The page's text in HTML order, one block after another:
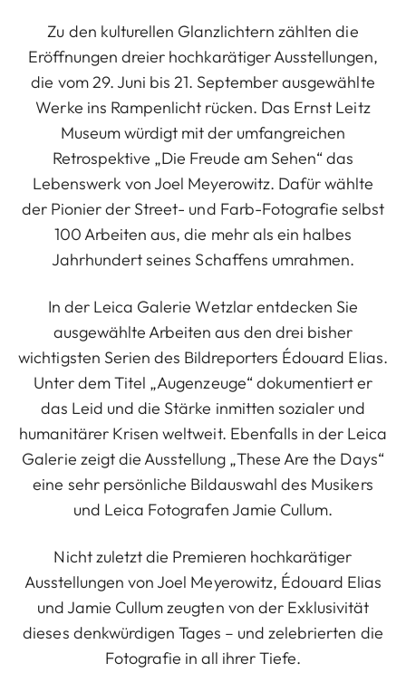
Zu den kulturellen Glanzlichtern zählten die
Eröffnungen dreier hochkarätiger Ausstellungen,
die vom 29. Juni bis 21. September ausgewählte
Werke ins Rampenlicht rücken. Das Ernst Leitz
Museum würdigt mit der umfangreichen
Retrospektive „Die Freude am Sehen“ das
Lebenswerk von Joel Meyerowitz. Dafür wählte
der Pionier der Street- und Farb-Fotografie selbst
100 Arbeiten aus, die mehr als ein halbes
Jahrhundert seines Schaffens umrahmen.
In der Leica Galerie Wetzlar entdecken Sie
ausgewählte Arbeiten aus den drei bisher
wichtigsten Serien des Bildreporters Édouard Elias.
Unter dem Titel „Augenzeuge“ dokumentiert er
das Leid und die Stärke inmitten sozialer und
humanitärer Krisen weltweit. Ebenfalls in der Leica
Galerie zeigt die Ausstellung „These Are the Days“
eine sehr persönliche Bildauswahl des Musikers
und Leica Fotografen Jamie Cullum.
Nicht zuletzt die Premieren hochkarätiger
Ausstellungen von Joel Meyerowitz, Édouard Elias
und Jamie Cullum zeugten von der Exklusivität
dieses denkwürdigen Tages – und zelebrierten die
Fotografie in all ihrer Tiefe.